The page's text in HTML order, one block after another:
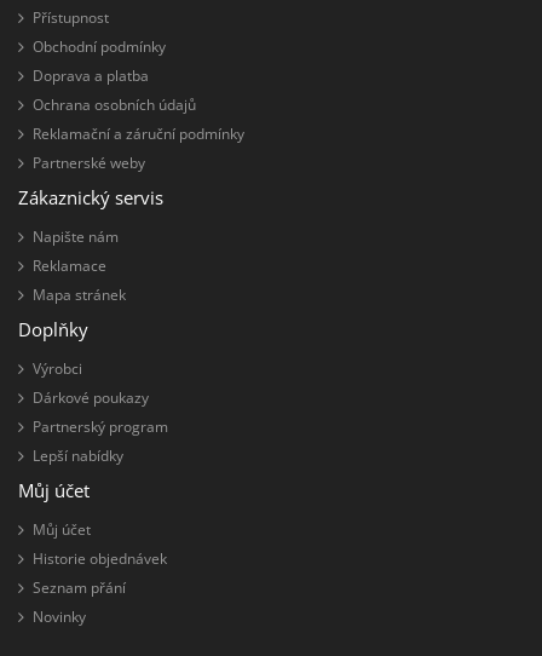
Přístupnost
Obchodní podmínky
Doprava a platba
Ochrana osobních údajů
Reklamační a záruční podmínky
Partnerské weby
Zákaznický servis
Napište nám
Reklamace
Mapa stránek
Doplňky
Výrobci
Dárkové poukazy
Partnerský program
Lepší nabídky
Můj účet
Můj účet
Historie objednávek
Seznam přání
Novinky